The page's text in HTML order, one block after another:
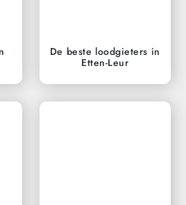
De beste loodgieters in
Etten-Leur